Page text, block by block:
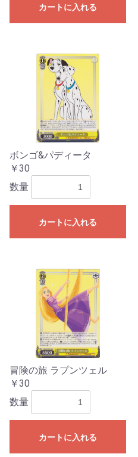
カートに入れる
ボンゴ&パディータ
￥30
数量
カートに入れる
冒険の旅 ラプンツェル
￥30
数量
カートに入れる